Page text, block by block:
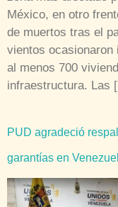
México, en otro
de muertos tras el
vientos ocasionaron
al menos 700
infraestructura. Las
PUD agradeció
garantías en